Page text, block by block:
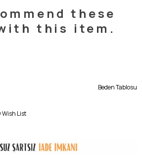
these
this item.
Beden Tablosu
Wish List